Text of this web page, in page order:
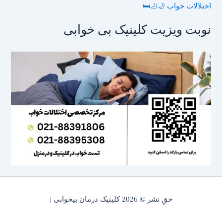
اختلالات خواب 🌙🦶🛏️
نوبت ویزیت کلینیک بی خوابی
حقِ نشر © 2026 کلینیک درمان بیخوابی |